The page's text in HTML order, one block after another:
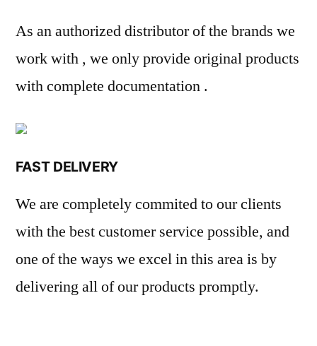
As an authorized distributor of the brands we
work with , we only provide original products
with complete documentation .
FAST DELIVERY
We are completely commited to our clients
with the best customer service possible, and
one of the ways we excel in this area is by
delivering all of our products promptly.